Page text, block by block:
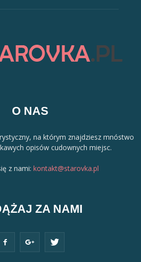
O NAS
na którym znajdziesz mnóstwo
opisów cudownych miejsc.
z nami: kontakt@starovka.pl
ZA NAMI